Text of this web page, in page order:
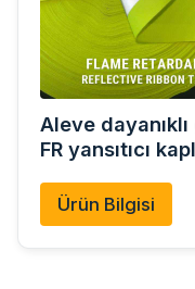
Aleve
FR yansıtıcı
Ürün Bilgisi